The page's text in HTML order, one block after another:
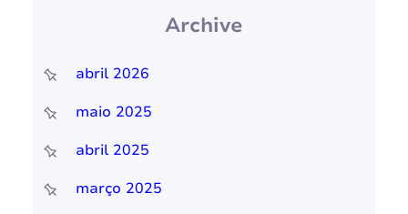
Archive
abril 2026
maio 2025
abril 2025
março 2025